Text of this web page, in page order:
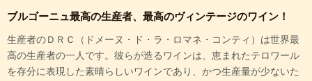
ブルゴーニュ最高の生産者、最高のヴィンテージのワイン！
生産者のＤＲＣ（ドメーヌ・ド・ラ・ロマネ・コンティ）は世界最
高の生産者の一人です。彼らが造るワインは、恵まれたテロワール
を存分に表現した素晴らしいワインであり、かつ生産量が少ないた